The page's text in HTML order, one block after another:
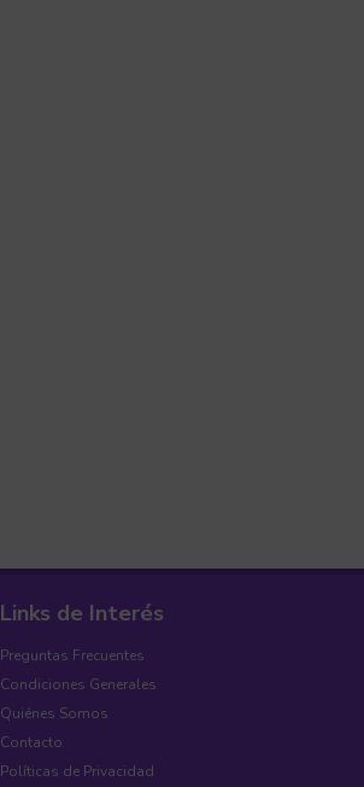
Links de Interés
Preguntas Frecuentes
Condiciones Generales
Quiénes Somos
Contacto
Políticas de Privacidad